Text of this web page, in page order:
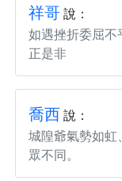
祥哥說：
如遇挫折委屈不
正是非
喬西說：
城隍爺氣勢如
眾不同。